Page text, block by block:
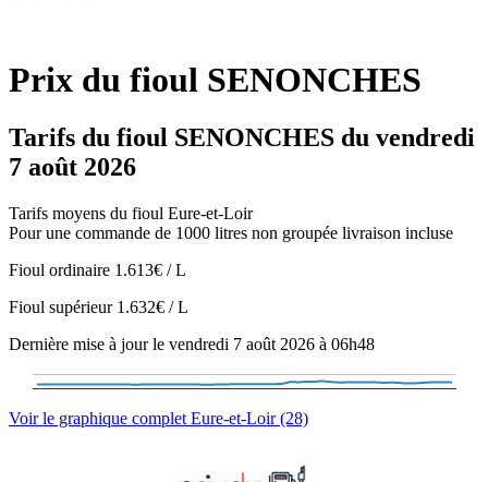
Prix du fioul SENONCHES
Tarifs du fioul SENONCHES du vendredi
7 août 2026
Tarifs moyens du fioul Eure-et-Loir
Pour une commande de 1000 litres non groupée livraison incluse
Fioul ordinaire 1.613€ / L
Fioul supérieur 1.632€ / L
Dernière mise à jour le vendredi 7 août 2026 à 06h48
Voir le graphique complet Eure-et-Loir (28)